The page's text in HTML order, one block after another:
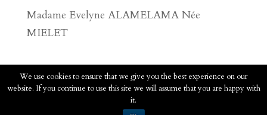
Madame Evelyne ALAMELAMA Née
MIELET
2020 - Pompes Funèbres Faucomprez - Tous
Voir les mentions légales
We use cookies to ensure that we give you the best experience on our
website. If you continue to use this site we will assume that you are happy with
it.